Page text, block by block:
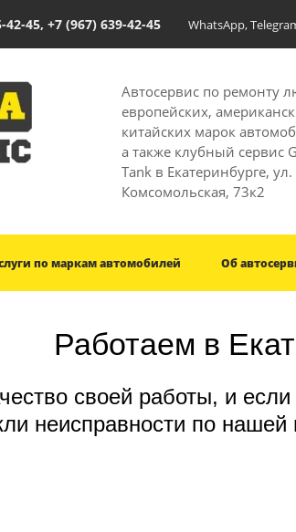
42-45, +7 (967) 639-42-45 WhatsApp,
Автосервис по ремонту
европейских,
китайских марок
а также клубный сервис
Tank в Екатеринбурге, ул.
Комсомольская, 73к2
по маркам автомобилей Об
Работаем в
своей работы, и
неисправности по